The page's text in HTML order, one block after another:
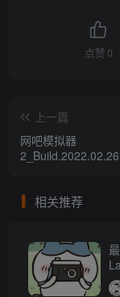
点赞 0
上一篇
网吧模拟器
相关推荐